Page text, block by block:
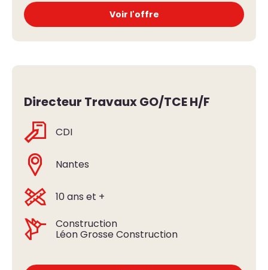
Voir l'offre
Directeur Travaux GO/TCE H/F
CDI
Nantes
10 ans et +
Construction
Léon Grosse Construction